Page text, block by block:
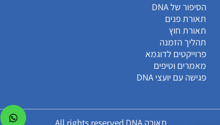
הסיפור של DNA
תאורת פנים
תאורת חוץ
תהליך הזמנה
פרוייקטים לדוגמא
מאמרים וטיפים
פגישה עם יועצי DNA
תאורה All rights reserved DNA